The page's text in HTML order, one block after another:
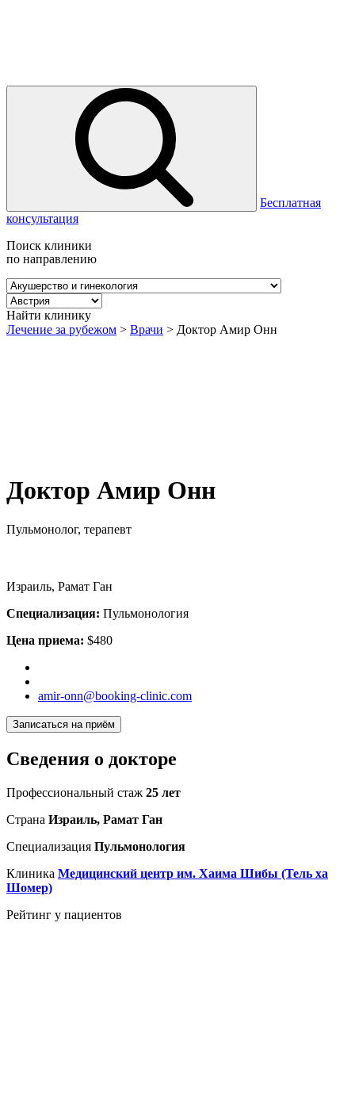
Бесплатная
консультация
Поиск клиники
по направлению
Найти клинику
Лечение за рубежом > Врачи > Доктор Амир Онн
Доктор Амир Онн
Пульмонолог, терапевт
Израиль, Рамат Ган
Специализация: Пульмонология
Цена приема: $480
amir-onn@booking-clinic.com
Записаться на приём
Сведения о докторе
Профессиональный стаж 25 лет
Страна Израиль, Рамат Ган
Специализация Пульмонология
Клиника Медицинский центр им. Хаима Шибы (Тель ха
Шомер)
Рейтинг у пациентов